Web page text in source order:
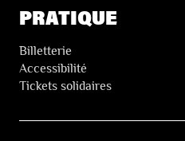
PRATIQUE
Billetterie
Accessibilité
Tickets solidaires